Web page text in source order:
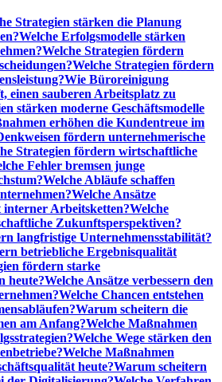
Strategien stärken die Planung
Welche Erfolgsmodelle stärken
Welche Strategien fördern
Welche Strategien fördern
Wie Büroreinigung
einen sauberen Arbeitsplatz zu
stärken moderne Geschäftsmodelle
erhöhen die Kundentreue im
fördern unternehmerische
Strategien fördern wirtschaftliche
Fehler bremsen junge
Welche Abläufe schaffen
Welche Ansätze
interner Arbeitsketten?Welche
Zukunftsperspektiven?
langfristige Unternehmensstabilität?
betriebliche Ergebnisqualität
fördern starke
heute?Welche Ansätze verbessern den
Welche Chancen entstehen
Warum scheitern die
am Anfang?Welche Maßnahmen
Welche Wege stärken den
Welche Maßnahmen
heute?Warum scheitern